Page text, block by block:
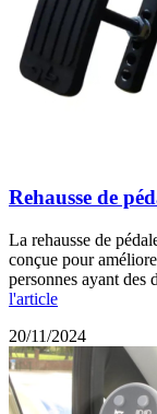
Rehausse de
La rehausse de
conçue pour
personnes ayant des
l'article
20/11/2024